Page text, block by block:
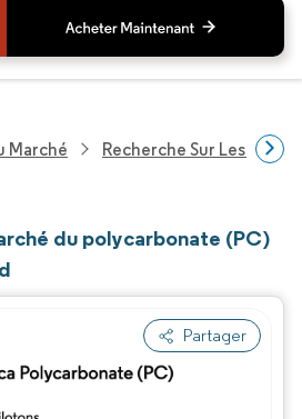
Marché Recherche Sur Les
du polycarbonate (PC)
Partager